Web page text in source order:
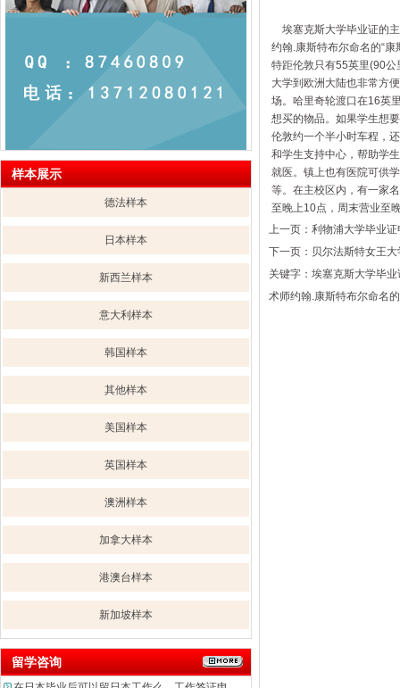
样本展示
德法样本
日本样本
新西兰样本
意大利样本
韩国样本
其他样本
美国样本
英国样本
澳洲样本
加拿大样本
港澳台样本
新加坡样本
留学咨询
埃塞克斯大学毕业证的
约翰.康斯特布尔命名的“
特距伦敦只有55英里(90
大学到欧洲大陆也非常方
场。哈里奇轮渡口在16英
想买的物品。如果学生想
伦敦约一个半小时车程，
和学生支持中心，帮助学
就医。镇上也有医院可供
等。在主校区内，有一家
至晚上10点，周末营业至
上一页： 利物浦大学毕业证
下一页： 贝尔法斯特女王
关键字：埃塞克斯大学毕
术师约翰.康斯特布尔命名